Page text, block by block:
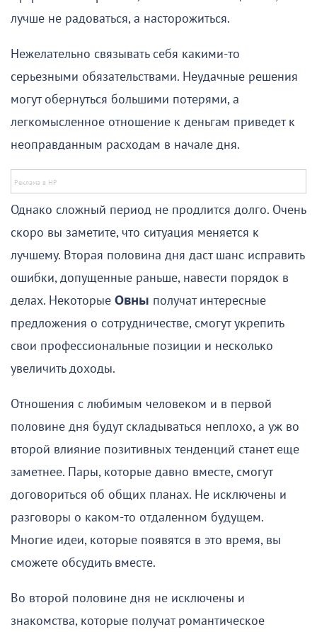
лучше не радоваться, а насторожиться.
Нежелательно связывать себя какими-то
серьезными обязательствами. Неудачные решения
могут обернуться большими потерями, а
легкомысленное отношение к деньгам приведет к
неоправданным расходам в начале дня.
Однако сложный период не продлится долго. Очень
скоро вы заметите, что ситуация меняется к
лучшему. Вторая половина дня даст шанс исправить
ошибки, допущенные раньше, навести порядок в
делах. Некоторые Овны получат интересные
предложения о сотрудничестве, смогут укрепить
свои профессиональные позиции и несколько
увеличить доходы.
Отношения с любимым человеком и в первой
половине дня будут складываться неплохо, а уж во
второй влияние позитивных тенденций станет еще
заметнее. Пары, которые давно вместе, смогут
договориться об общих планах. Не исключены и
разговоры о каком-то отдаленном будущем.
Многие идеи, которые появятся в это время, вы
сможете обсудить вместе.
Во второй половине дня не исключены и
знакомства, которые получат романтическое